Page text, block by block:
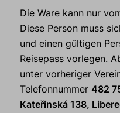
Die Ware kann nur
Diese Person muss
und einen gültigen
Reisepass vorlegen.
unter vorheriger
Telefonnummer482
Kateřinská 138,